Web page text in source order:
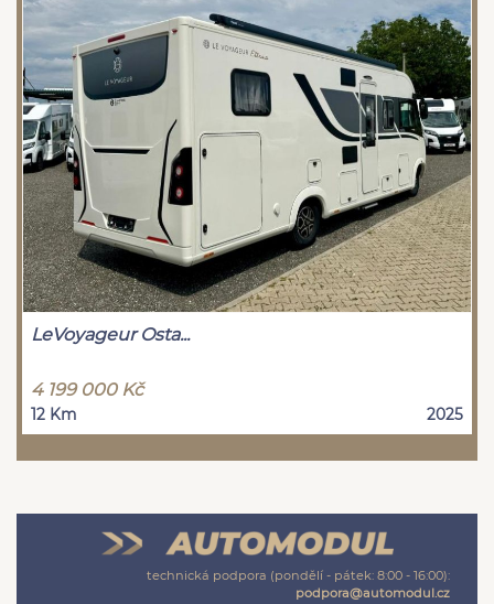
LeVoyageur Osta...
4 199 000 Kč
12 Km 2025
technická podpora (pondělí - pátek: 8:00 - 16:00):
podpora@automodul.cz